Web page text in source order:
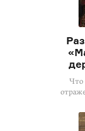
Что